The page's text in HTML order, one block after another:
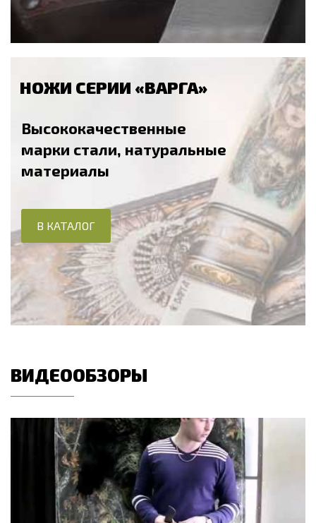
НОЖИ СЕРИИ «ВАРГА»
Высококачественные
марки стали, натуральные
материалы
В КАТАЛОГ
ВИДЕООБЗОРЫ